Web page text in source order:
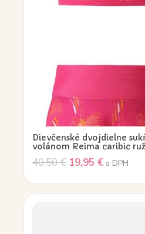
Dievčenské dvojdielne
volánom Reima caribic
40,50€ 19,95 € s DPH